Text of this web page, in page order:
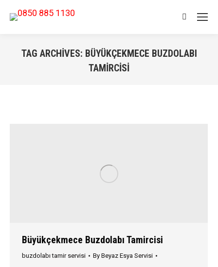
Search:
TAG ARCHIVES: BÜYÜKÇEKMECE BUZDOLABI
TAMIRCISI
Büyükçekmece Buzdolabı Tamircisi
buzdolabı tamir servisi By Beyaz Esya Servisi